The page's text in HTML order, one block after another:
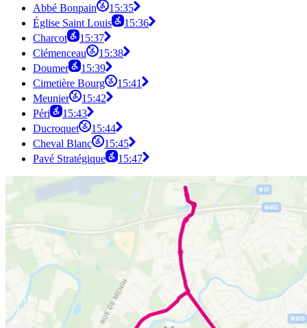
Abbé Bonpain
15:35
Église Saint Louis
15:36
Charcot
15:37
Clémenceau
15:38
Doumer
15:39
Cimetière Bourg
15:41
Meunier
15:42
Péri
15:43
Ducroquet
15:44
Cheval Blanc
15:45
Pavé Stratégique
15:47